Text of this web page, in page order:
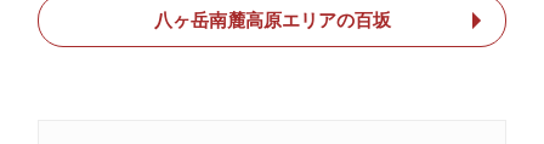
八ヶ岳南麓高原エリアの百坂